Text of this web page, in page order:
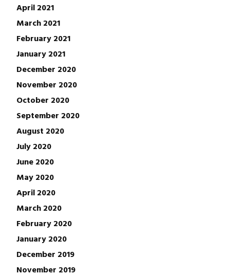
April 2021
March 2021
February 2021
January 2021
December 2020
November 2020
October 2020
September 2020
August 2020
July 2020
June 2020
May 2020
April 2020
March 2020
February 2020
January 2020
December 2019
November 2019